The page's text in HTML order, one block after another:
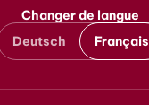
Changer de langue
Deutsch
Français